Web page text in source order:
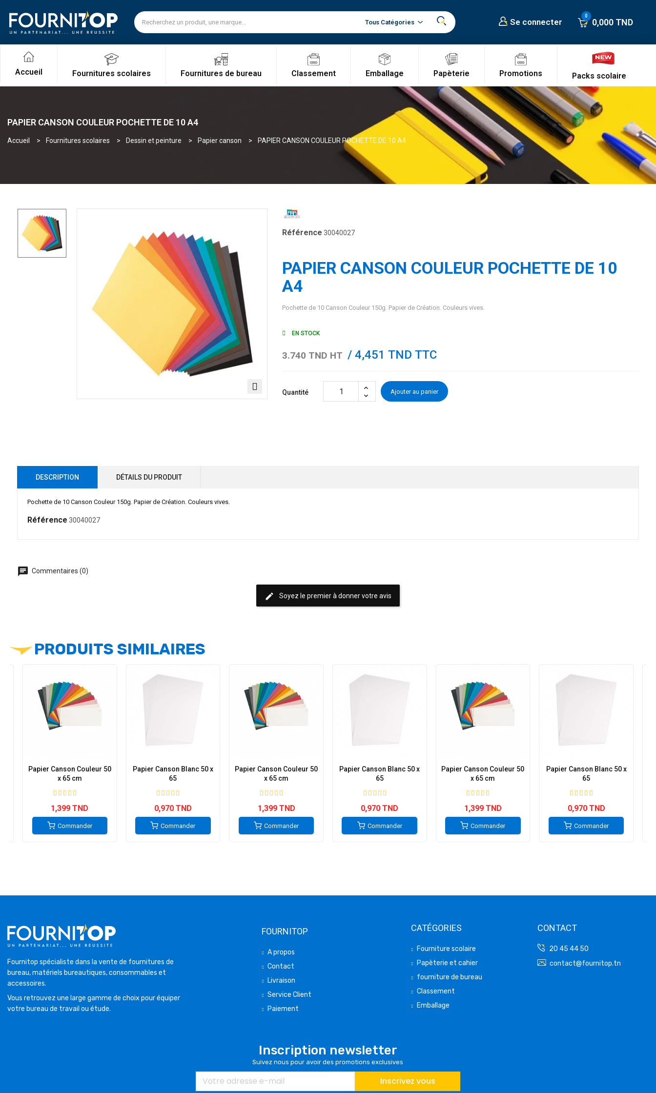
Se connecter 0,000 TND
Accueil Fournitures scolaires Fournitures de bureau Classement Emballage Papèterie Promotions Packs scolaire
PAPIER CANSON COULEUR POCHETTE DE 10 A4
Accueil Fournitures scolaires Dessin et peinture Papier canson PAPIER CANSON COULEUR POCHETTE DE 10 A4
Référence 30040027
PAPIER CANSON COULEUR POCHETTE DE 10
A4
Pochette de 10 Canson Couleur 150g. Papier de Création. Couleurs vives.
EN STOCK
3.740 TND HT / 4,451 TND TTC
Quantité Ajouter au panier
DESCRIPTION DÉTAILS DU PRODUIT
Pochette de 10 Canson Couleur 150g. Papier de Création. Couleurs vives.
Référence 30040027
chat Commentaires (0)
edit Soyez le premier à donner votre avis
PRODUITS SIMILAIRES
Papier Canson Couleur 50
x 65 cm
1,399 TND
Commander
Papier Canson Blanc 50 x
65
0,970 TND
Commander
Papier Canson Couleur 50
x 65 cm
1,399 TND
Commander
Papier Canson Blanc 50 x
65
0,970 TND
Commander
Papier Canson Couleur 50
x 65 cm
1,399 TND
Commander
Papier Canson Blanc 50 x
65
0,970 TND
Commander
Fournitop spécialiste dans la vente de fournitures de
bureau, matériels bureautiques, consommables et
accessoires.
Vous retrouvez une large gamme de choix pour équiper
votre bureau de travail ou étude.
FOURNITOP
A propos
Contact
Livraison
Service Client
Paiement
CATÉGORIES
Fourniture scolaire
Papèterie et cahier
fourniture de bureau
Classement
Emballage
CONTACT
20 45 44 50
contact@fournitop.tn
Inscription newsletter
Suivez nous pour avoir des promotions exclusives
Inscrivez vous